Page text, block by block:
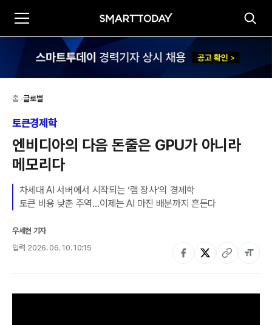
홈>글로벌
토큰경제학
엔비디아의 다음 돈줄은 GPU가 아니라
메모리다
차세대 AI 서버에서 시작되는 ‘램 장사’의 경제학
토큰 비용 낮춘 주역…이제는 AI 마진 배분까지 흔든다
우세현 기자
입력 2026. 06. 10. 10:15